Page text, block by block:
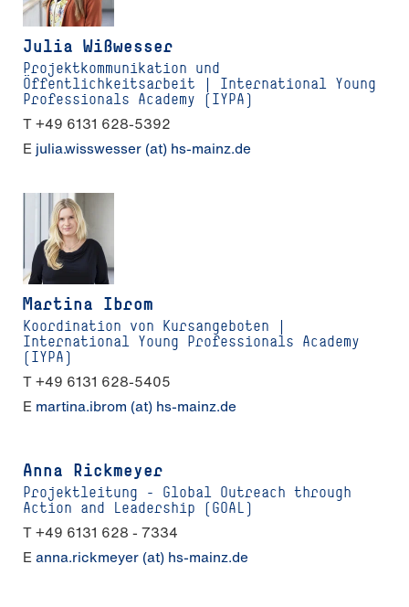
Julia Wißwesser
Projektkommunikation und
Öffentlichkeitsarbeit | International Young
Professionals Academy (IYPA)
T +49 6131 628-5392
E julia.wisswesser (at) hs-mainz.de
Martina Ibrom
Koordination von Kursangeboten |
International Young Professionals Academy
(IYPA)
T +49 6131 628-5405
E martina.ibrom (at) hs-mainz.de
Anna Rickmeyer
Projektleitung – Global Outreach through
Action and Leadership (GOAL)
T +49 6131 628 - 7334
Eanna.rickmeyer (at) hs-mainz.de